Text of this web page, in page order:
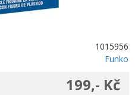
1015956
Funko
199,- Kč